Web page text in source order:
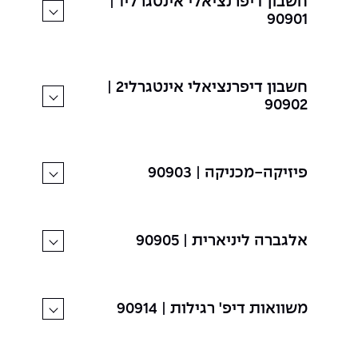
90901
90902
פיזיקה-מכניקה | 90903
אלגברה ליניארית | 90905
משוואות דיפ' רגילות | 90914